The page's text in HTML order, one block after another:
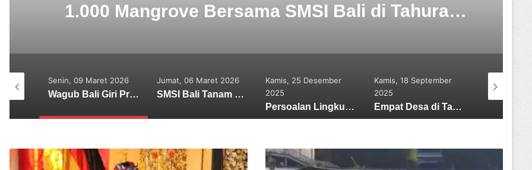
Ngurah Rai dalam Rangka HPN 2026
Jumat, 06 Maret 2026
SMSI Bali Tanam 1.000 Mangrove di Tahura Ngurah Rai dalam Rangka HPN 2026
Kamis, 25 Desember
2025
Kamis, 18 September
2025
Empat Desa di Tabanan Terima Penghargaan sebagai Juru Damai dari Kementerian Hukum RI
Kamis, 23 Juli 2026 Senin, 09